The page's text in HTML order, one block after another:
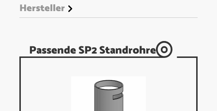
Hersteller
Passende SP2 Standrohre